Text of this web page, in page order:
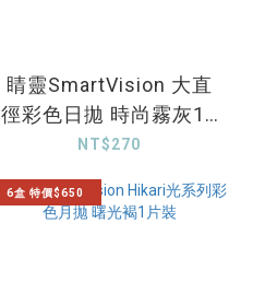
睛靈SmartVision 大直
徑彩色日拋 時尚霧灰10
片裝
NT$270
6盒 特價$650